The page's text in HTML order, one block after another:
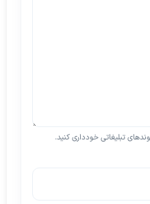
تبلیغاتی خودداری کنید.